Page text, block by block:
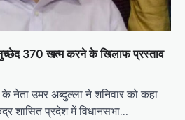
370 खत्म करने के खिलाफ प्रस्ताव
नेता उमर अब्दुल्ला ने शनिवार को कहा
शासित प्रदेश में विधानसभा…